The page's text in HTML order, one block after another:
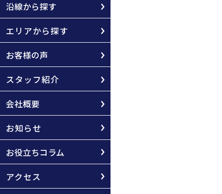
沿線から探す
エリアから探す
お客様の声
スタッフ紹介
会社概要
お知らせ
お役立ちコラム
アクセス